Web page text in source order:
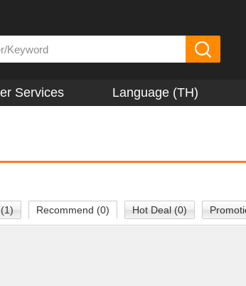
Services Language (TH)
Recommend (0) Hot Deal (0)